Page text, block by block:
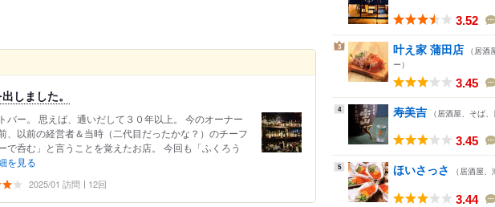
しました。
バー。 思えば、通いだして３０年以上。 今のオーナー
、以前の経営者＆当時（二代目だったかな？）のチーフ
で呑む」と言うことを覚えたお店。 今回も「ふくろう
を見る
2025/01 訪問 12回
3.52
3 叶え家 蒲田店 （居
ー）
3.45
4 寿美吉 （居酒屋、そば
3.45
5 ほいさっさ （居酒屋
3.44